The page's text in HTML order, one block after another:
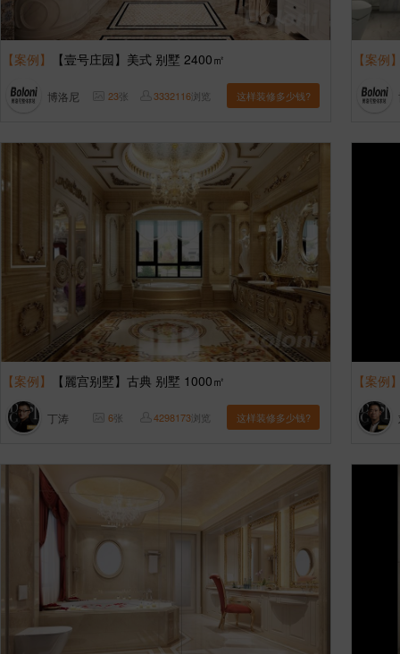
【案例】 【壹号庄园】美式 别墅 2400㎡
博洛尼 23张 3332116浏览 这样装修多少钱?
【案例
【案例】 【麗宫别墅】古典 别墅 1000㎡
丁涛 6张 4298173浏览 这样装修多少钱?
【案例